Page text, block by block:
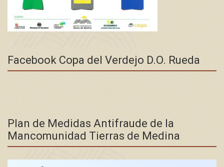
Facebook Copa del Verdejo D.O. Rueda
Plan de Medidas Antifraude de la
Mancomunidad Tierras de Medina